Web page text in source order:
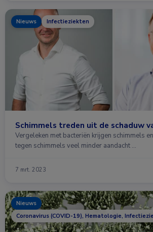
Nieuws Infectieziekten
Schimmels treden uit de schaduw
Vergeleken met bacteriën krijgen schimmels
tegen schimmels veel minder aandacht …
7 mrt. 2023
Nieuws
Coronavirus (COVID-19), Hematologie,